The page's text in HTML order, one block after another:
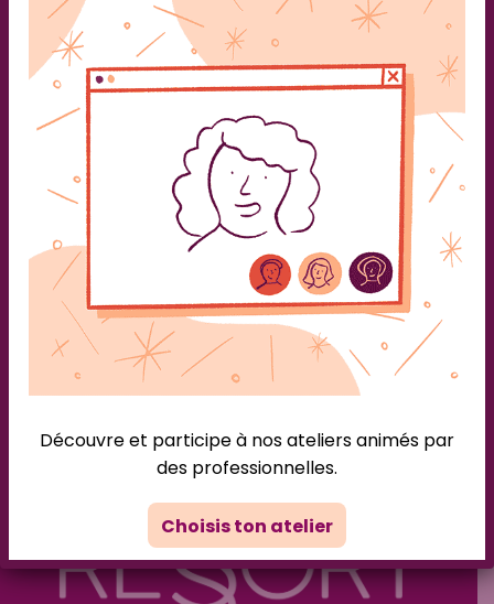
Articles
RESSORT! organise un nouveau
week-end douceur à destination de
femmes veuves
Caroline 1 août 2025
RESSORT! organise un nouveau week-end douceur à
destination de femmes veuves Nouvelle date! Nos
deux premiers week-ends douceur organisés en
Novembre 2024 et en Mars 2025 ont été un véritable
succès de part les retours de nos participantes. C’est
pour cela que nous organisons notre nouveau week-
end douceur à destination de femmes veuves du 17
Découvre et participe à nos ateliers animés par
des professionnelles.
Choisis ton atelier